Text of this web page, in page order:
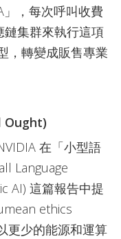
，每次呼叫收費
鏈集群來執行這項
，轉變成販售專業
Ought)
在「小型語
Language
AI) 這篇報告中提
ethics
更少的能源和運算